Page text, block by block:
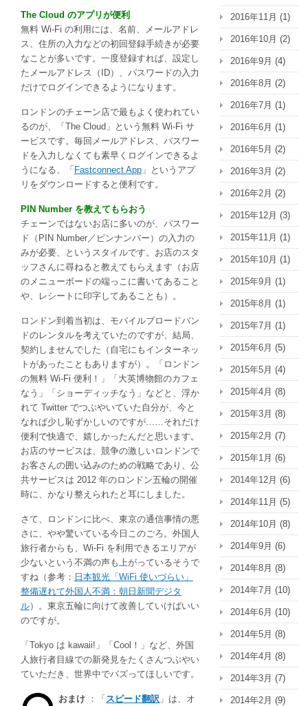
The Cloud のアプリが便利
無料 Wi-Fi の利用には、名前、メールアドレ
ス、住所の入力などの初回登録手続きが必要
なことが多いです。一度登録すれば、設定し
たメールアドレス（ID）、パスワードの入力
だけでログインできるようになります。
ロンドンのチェーン店で最もよく使われてい
るのが、「The Cloud」という無料 Wi-Fi サ
ービスです。毎回メールアドレス、パスワー
ドを入力しなくても素早くログインできるよ
うになる、「Fastconnect App 」というアプ
リをダウンロードすると便利です。
PIN Number を教えてもらおう
チェーンではないお店に多いのが、パスワー
ド（PIN Number／ピンナンバー）の入力の
みが必要、というスタイルです。お店のスタ
ッフさんに尋ねると教えてもらえます（お店
のメニューボードの端っこに書いてあること
や、レシートに印字してあることも）。
ロンドン到着当初は、モバイルブロードバン
ドのレンタルを考えていたのですが、結局、
契約しませんでした（自宅にもインターネッ
トがあったこともありますが）。「ロンドン
の無料 Wi-Fi 便利！」「大英博物館のカフェ
なう」「ショーディッチなう」などと、浮か
れて Twitter でつぶやいていた自分が、今と
なれば少し恥ずかしいのですが……それだけ
便利で快適で、嬉しかったんだと思います。
お店のサービスは、競争の激しいロンドンで
お客さんの囲い込みのための戦略であり、公
共サービスは 2012 年のロンドン五輪の開催
時に、かなり整えられたと耳にしました。
さて、ロンドンに比べ、東京の通信事情の悪
さに、やや驚いている今日このごろ。外国人
旅行者からも、Wi-Fi を利用できるエリアが
少ないという不満の声も上がっているそうで
すね（参考： 日本観光「WiFi 使いづらい」
整備遅れて外国人不満：朝日新聞デジタ
ル）。東京五輪に向けて改善していけばいい
のですが。
「Tokyo は kawaii!」「Cool！」など、外国
人旅行者目線での新発見をたくさんつぶやい
ていただき、世界中でバズってほしいです。
おまけ ：「 スピード翻訳 」は、オ
2016年11月 (1)
2016年10月 (2)
2016年9月 (4)
2016年8月 (2)
2016年7月 (1)
2016年6月 (1)
2016年5月 (2)
2016年3月 (2)
2016年2月 (2)
2015年12月 (3)
2015年11月 (1)
2015年10月 (1)
2015年9月 (1)
2015年8月 (1)
2015年7月 (1)
2015年6月 (5)
2015年5月 (4)
2015年4月 (8)
2015年3月 (8)
2015年2月 (7)
2015年1月 (6)
2014年12月 (6)
2014年11月 (5)
2014年10月 (8)
2014年9月 (6)
2014年8月 (8)
2014年7月 (10)
2014年6月 (10)
2014年5月 (8)
2014年4月 (8)
2014年3月 (7)
2014年2月 (9)